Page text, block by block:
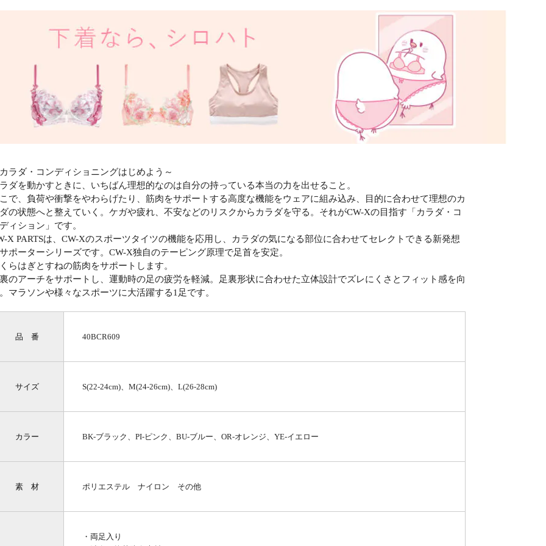
ラダ・コンディショニングはじめよう～
ダを動かすときに、いちばん理想的なのは自分の持っている本当の力を出せること。
で、負荷や衝撃をやわらげたり、筋肉をサポートする高度な機能をウェアに組み込み、目的に合わせて理想のカ
の状態へと整えていく。ケガや疲れ、不安などのリスクからカラダを守る。それがCW-Xの目指す「カラダ・コ
ィション」です。
X PARTSは、CW-Xのスポーツタイツの機能を応用し、カラダの気になる部位に合わせてセレクトできる新発想
ポーターシリーズです。CW-X独自のテーピング原理で足首を安定。
らはぎとすねの筋肉をサポートします。
のアーチをサポートし、運動時の足の疲労を軽減。足裏形状に合わせた立体設計でズレにくさとフィット感を向
マラソンや様々なスポーツに大活躍する1足です。
品 番 40BCR609
サイズ S(22-24cm)、M(24-26cm)、L(26-28cm)
カラー BK-ブラック、PI-ピンク、BU-ブルー、OR-オレンジ、YE-イエロー
素 材 ポリエステル ナイロン その他
・両足入り